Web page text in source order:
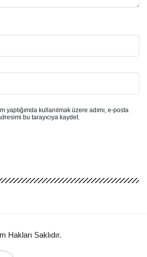
yaptığımda kullanılmak üzere adımı, e-posta
bu tarayıcıya kaydet.
Hakları Saklıdır.